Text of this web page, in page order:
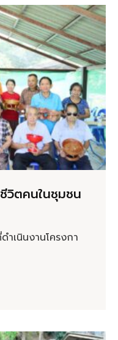
ชีวิตคนในชุมชน
ำเนินงานโครงกา